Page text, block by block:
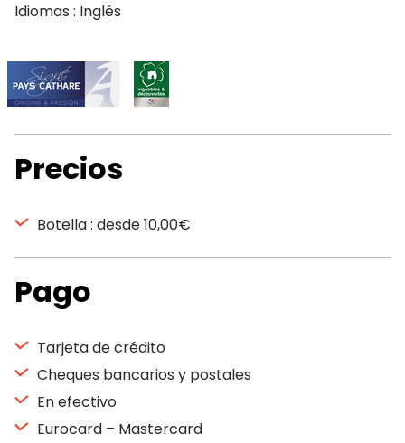
Idiomas : Inglés
Precios
Botella : desde 10,00€
Pago
Tarjeta de crédito
Cheques bancarios y postales
En efectivo
Eurocard – Mastercard